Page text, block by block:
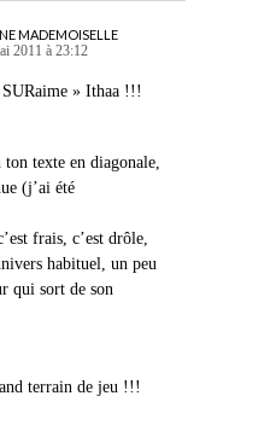
MADEMOISELLE
2011 à 23:12
SURaime » Ithaa !!!
ton texte en diagonale,
(j’ai été
frais, c’est drôle,
habituel, un peu
qui sort de son
terrain de jeu !!!